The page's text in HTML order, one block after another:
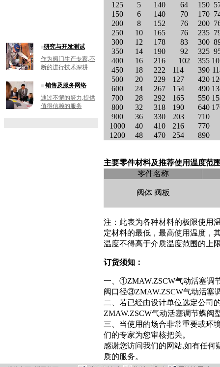
研究与开发测试
作为阀门生产专家,不
断的进行技术深耕
销售及服务网络
通过不懈的努力,提供
值得信赖的服务
125
5 140 64 150
150
6 140 70 170
200
8 152 76 200
250
10 165 76 235
300
12 178 83 300
350
14 190 92 325
400
16 216 102 355
450
18 222 114 390
500
20 229 127 420
600
24 267 154 490
700
28 292 165 550
800
32 318 190 640
900
36 330 203
710
1000
40 410 216
770
1200
48 470 254 890
主要零件材料及推荐使用温度范
零件名称
阀体 阀板
注：此表为各种材料的极限使用
定材料的最低，最高使用温度，
温度不得高于介质温度范围的上
订货须知：
一、①ZMAW.ZSCW气动活塞调
阀口径③ZMAW.ZSCW气动活塞
二、若已经由设计单位选定公司
ZMAW.ZSCW气动活塞调节蝶阀
三、当使用的场合非常重要或环
们的专家为您审核把关。
感谢您访问我们的网站,如有任何
质的服务。